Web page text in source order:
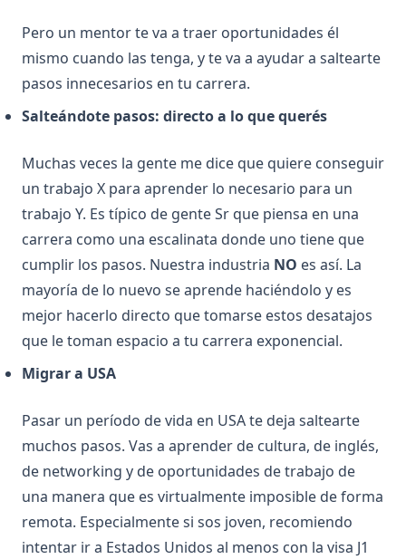
Pero un mentor te va a traer oportunidades él
mismo cuando las tenga, y te va a ayudar a saltearte
pasos innecesarios en tu carrera.
Salteándote pasos: directo a lo que querés
Muchas veces la gente me dice que quiere conseguir
un trabajo X para aprender lo necesario para un
trabajo Y. Es típico de gente Sr que piensa en una
carrera como una escalinata donde uno tiene que
cumplir los pasos. Nuestra industria NO es así. La
mayoría de lo nuevo se aprende haciéndolo y es
mejor hacerlo directo que tomarse estos desatajos
que le toman espacio a tu carrera exponencial.
Migrar a USA
Pasar un período de vida en USA te deja saltearte
muchos pasos. Vas a aprender de cultura, de inglés,
de networking y de oportunidades de trabajo de
una manera que es virtualmente imposible de forma
remota. Especialmente si sos joven, recomiendo
intentar ir a Estados Unidos al menos con la visa J1